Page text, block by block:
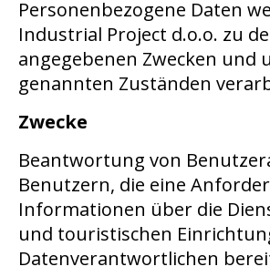
Personenbezogene Daten
Industrial Project d.o.o. zu
angegebenen Zwecken und
genannten Zuständen
Zwecke
Beantwortung von
Benutzern, die eine
Informationen über die
und touristischen
Datenverantwortlichen